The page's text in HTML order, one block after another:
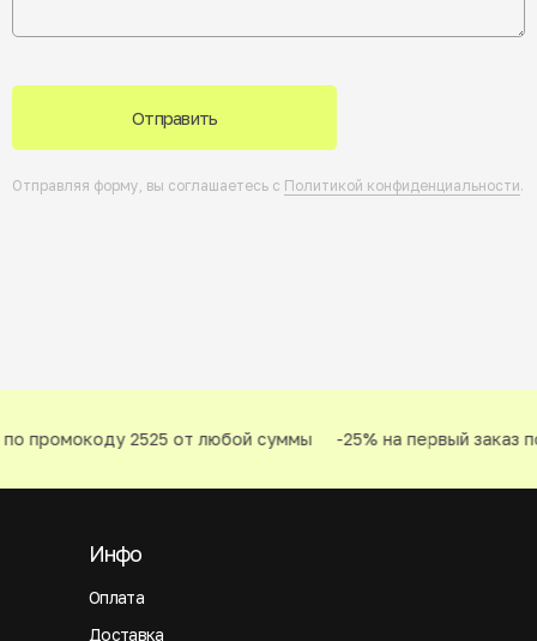
Отправить
Отправляя форму, вы соглашаетесь с Политикой конфиденциальности.
промокоду 2525 от любой суммы -25% на первый заказ
Оплата
Инфо
Доставка